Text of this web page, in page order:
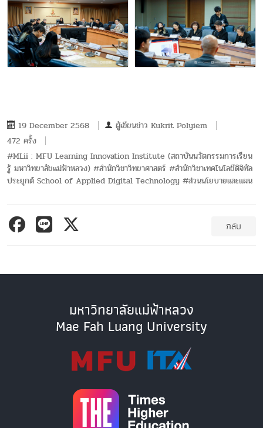
19 December 2568 ผู้เขียนข่าว Kukrit Polyiem
472 ครั้ง
#MLii : MFU Learning Innovation Institute (สถาบันนวัตกรรมการเรียน
รู้ มหาวิทยาลัยแม่ฟ้าหลวง) #สำนักวิชาวิทยาศาสตร์ #สำนักวิชาเทคโนโลยีดิจิทัล
ประยุกต์ School of Applied Digital Technology #ส่วนนโยบายและแผน
กลับ
มหาวิทยาลัยแม่ฟ้าหลวง
Mae Fah Luang University